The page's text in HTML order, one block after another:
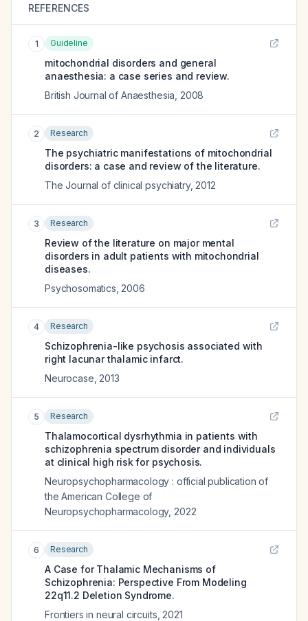
REFERENCES
1 Guideline
mitochondrial disorders and general
anaesthesia: a case series and review.
British Journal of Anaesthesia 2008
2 Research
The psychiatric manifestations of mitochondrial
disorders: a case and review of the literature.
The Journal of clinical psychiatry, 2012
3 Research
Review of the literature on major mental
disorders in adult patients with mitochondrial
diseases.
Psychosomatics 2006
4 Research
Schizophrenia-like psychosis associated with
right lacunar thalamic infarct.
Neurocase 2013
5 Research
Thalamocortical dysrhythmia in patients with
schizophrenia spectrum disorder and individuals
at clinical high risk for psychosis.
Neuropsychopharmacology : official publication of
the American College of
Neuropsychopharmacology, 2022
6 Research
A Case for Thalamic Mechanisms of
Schizophrenia: Perspective From Modeling
22q11.2 Deletion Syndrome.
Frontiers in neural circuits 2021